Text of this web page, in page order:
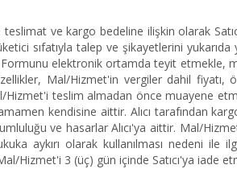
ve kargo bedeline ilişkin olarak
sıfatıyla talep ve şikayetlerini yukarıda
Formunu elektronik ortamda teyit etmekle,
Mal/Hizmet'in vergiler dahil fiyatı,
Hizmet'i teslim almadan önce muayene
kendisine aittir. Alıcı tarafından
ve hasarlar Alıcı'ya aittir. Mal/
aykırı olarak kullanılması nedeni ile
Hizmet'i 3 (üç) gün içinde Satıcı'ya iade